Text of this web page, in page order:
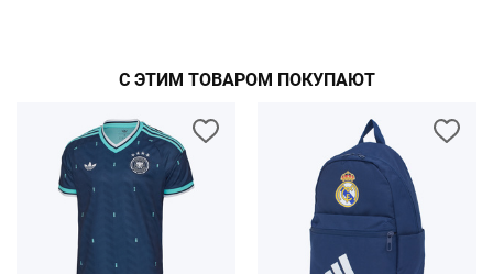
С ЭТИМ ТОВАРОМ ПОКУПАЮТ